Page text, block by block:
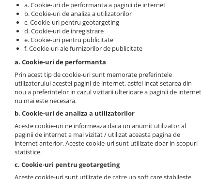
a. Cookie-uri de performanta a paginii de internet
b. Cookie-uri de analiza a utilizatorilor
c. Cookie-uri pentru geotargeting
d. Cookie-uri de inregistrare
e. Cookie-uri pentru publicitate
f. Cookie-uri ale furnizorilor de publicitate
a. Cookie-uri de performanta
Prin acest tip de cookie-uri sunt memorate preferintele
utilizatorului acestei pagini de internet, astfel incat setarea din
nou a preferintelor in cazul vizitarii ulterioare a paginii de internet
nu mai este necesara.
b. Cookie-uri de analiza a utilizatorilor
Aceste cookie-uri ne informeaza daca un anumit utilizator al
paginii de internet a mai vizitat / utilizat aceasta pagina de
internet anterior. Aceste cookie-uri sunt utilizate doar in scopuri
statistice.
c. Cookie-uri pentru geotargeting
Aceste cookie-uri sunt utilizate de catre un soft care stabileste